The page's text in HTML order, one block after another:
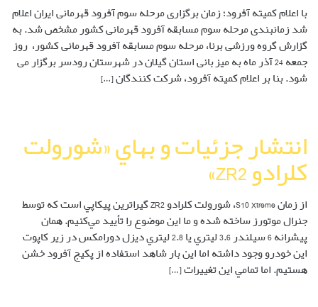
با اعلام کمیته آفرود؛ زمان برگزاری مرحله سوم آفرود قهرمانی ایران اعلام
شد زمانبندی مرحله سوم مسابقه آفرود قهرمانی کشور مشخص شد. به
گزارش گروه ورزشی برنا، مرحله سوم مسابقه آفرود قهرمانی کشور، روز
جمعه 24 آذر ماه به میزبانی استان گیلان در شهرستان رودسر برگزار می
شود. بنا بر اعلام کمیته آفرود، شرکت کنندگان […]
انتشار جزئيات و بهاي «شورولت
کلرادو ZR2»
از زمان S10 Xtreme، شورولت کلرادو ZR2 گيراترين پيکاپي است که توسط
جنرال موتورز ساخته شده و ما اين موضوع را تأييد مي‌کنيم. همان
پيشرانه 6 سيلندر 3.6 ليتري يا 2.8 ليتري ديزل دورامکس در زير کاپوت
اين خودرو وجود داشته اما اين بار شاهد استفاده از پکيج آفرود خشن
هستيم. اما تمامي اين تغييرات […]